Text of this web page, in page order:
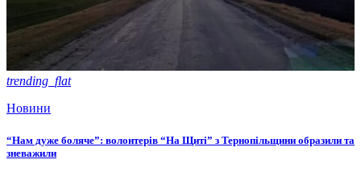
trending_flat
Новини
“Нам дуже боляче”: волонтерів “На Щиті” з Тернопільщини образили та
зневажили